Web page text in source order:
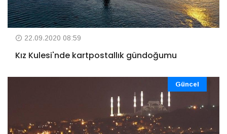
22.09.2020 08:59
Kız Kulesi'nde kartpostallık gündoğumu
Güncel